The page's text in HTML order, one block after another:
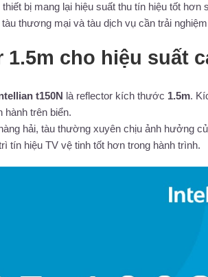
thiết bị mang lại hiệu suất thu tín hiệu tốt
thương mại và tàu dịch vụ cần trải
1.5m cho hiệu suất
t150N là reflector kích thước 1.5m.
hành trên biển.
hải, tàu thường xuyên chịu ảnh hưởng
tín hiệu TV vệ tinh tốt hơn trong hành trình.